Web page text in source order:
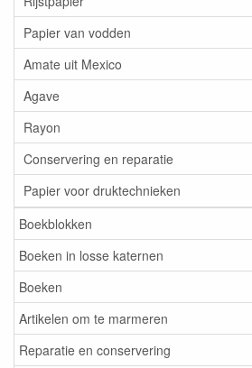
Papier van vodden
Amate uit Mexico
Agave
Rayon
Conservering en reparatie
Papier voor druktechnieken
Boekblokken
Boeken in losse katernen
Boeken
Artikelen om te marmeren
Reparatie en conservering